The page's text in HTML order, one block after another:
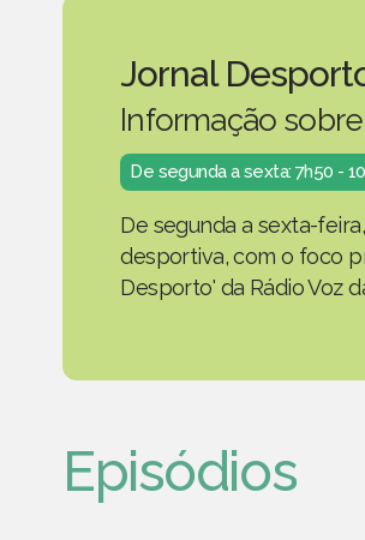
Jornal
Informação
De segunda a sexta: 7h50 -
De segunda a sexta-
desportiva, com o foco
Desporto' da Rádio Voz
Episódios